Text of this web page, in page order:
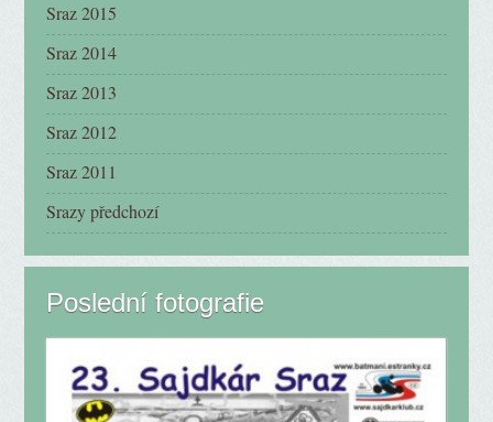
Sraz 2015
Sraz 2014
Sraz 2013
Sraz 2012
Sraz 2011
Srazy předchozí
Poslední fotografie